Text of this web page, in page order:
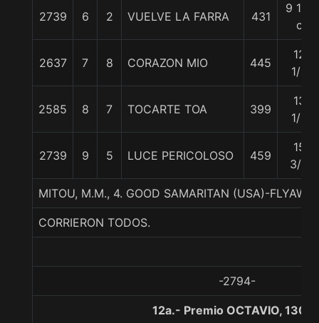
2739 6 2 VUELVE LA FARRA 431
9 1/2
c
2637 7 8 CORAZON MIO 445
12
1/2
2585 8 7 TOCARTE TOA 399
13
1/2
2739 9 5 LUCE PERICOLOSO 459
15
3/4
MITOU, M.M., 4. GOOD SAMARITAN (USA)-
CORRIERON TODOS.
-2794-
12a.- Premio OCTAVIO,